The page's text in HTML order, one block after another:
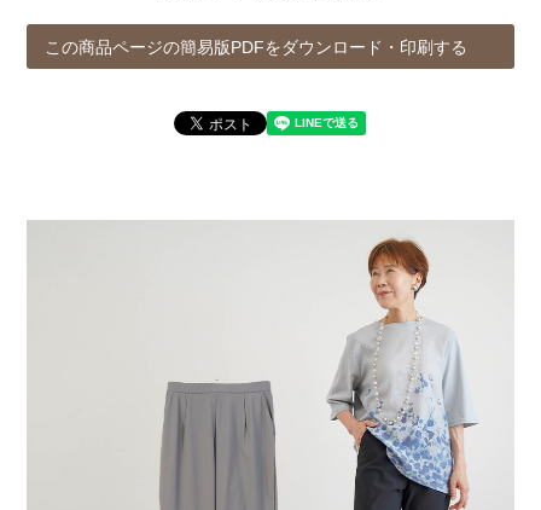
この商品ページの簡易版PDFをダウンロード・印刷する